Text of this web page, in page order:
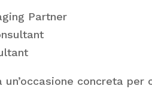
Partner
un’occasione concreta